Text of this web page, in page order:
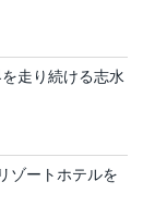
走り続ける志水
ゾートホテルを